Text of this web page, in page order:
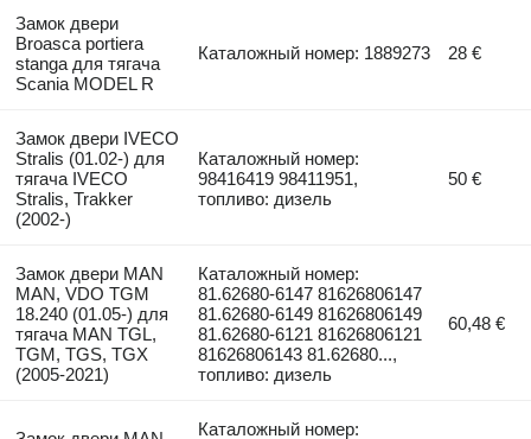
Замок двери
Broasca portiera
stanga для тягача
Scania MODEL R
Каталожный номер: 1889273 28 €
Замок двери IVECO
Stralis (01.02-) для
тягача IVECO
Stralis, Trakker
(2002-)
Каталожный номер:
98416419 98411951,
топливо: дизель
50 €
Замок двери MAN
MAN, VDO TGM
18.240 (01.05-) для
тягача MAN TGL,
TGM, TGS, TGX
(2005-2021)
Каталожный номер:
81.62680-6147 81626806147
81.62680-6149 81626806149
81.62680-6121 81626806121
81626806143 81.62680...,
топливо: дизель
60,48 €
Каталожный номер: